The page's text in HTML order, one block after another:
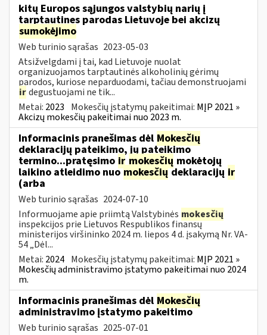
kitų Europos sąjungos valstybių narių į
tarptautines parodas Lietuvoje bei akcizų
sumokėjimo
Web turinio sąrašas 2023-05-03
Atsižvelgdami į tai, kad Lietuvoje nuolat
organizuojamos tarptautinės alkoholinių gėrimų
parodos, kuriose neparduodami, tačiau demonstruojami
irdegustuojami ne tik...
Metai: 2023 Mokesčių įstatymų pakeitimai: MĮP 2021 »
Akcizų mokesčių pakeitimai nuo 2023 m.
Informacinis pranešimas dėl Mokesčių
deklaracijų pateikimo, jų pateikimo
termino...pratęsimo ir mokesčių mokėtojų
laikino atleidimo nuomokesčiųdeklaracijų ir
(arba
Web turinio sąrašas 2024-07-10
Informuojame apie priimtą Valstybinės mokesčių
inspekcijos prie Lietuvos Respublikos finansų
ministerijos viršininko 2024 m. liepos 4 d. įsakymą Nr. VA-
54 „Dėl...
Metai: 2024 Mokesčių įstatymų pakeitimai: MĮP 2021 »
Mokesčių administravimo įstatymo pakeitimai nuo 2024
m.
Informacinis pranešimas dėl Mokesčių
administravimo įstatymo pakeitimo
Web turinio sąrašas 2025-07-01